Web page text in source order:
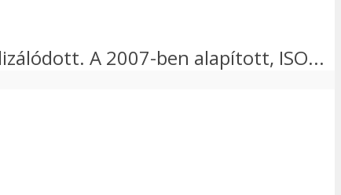
A 2007-ben alapított, ISO...